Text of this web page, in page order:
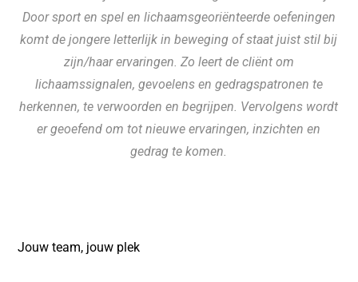
Door sport en spel en lichaamsgeoriënteerde oefeningen
komt de jongere letterlijk in beweging of staat juist stil bij
zijn/haar ervaringen. Zo leert de cliënt om
lichaamssignalen, gevoelens en gedragspatronen te
herkennen, te verwoorden en begrijpen. Vervolgens wordt
er geoefend om tot nieuwe ervaringen, inzichten en
gedrag te komen.
Jouw team, jouw plek